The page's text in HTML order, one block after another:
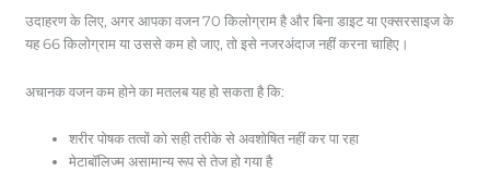
उदाहरण के लिए, अगर आपका वजन 70 किलोग्राम है और बिना डाइट या एक्सरसाइज के
यह 66 किलोग्राम या उससे कम हो जाए, तो इसे नजरअंदाज नहीं करना चाहिए।
अचानक वजन कम होने का मतलब यह हो सकता है कि:
शरीर पोषक तत्वों को सही तरीके से अवशोषित नहीं कर पा रहा
मेटाबॉलिज्म असामान्य रूप से तेज हो गया है